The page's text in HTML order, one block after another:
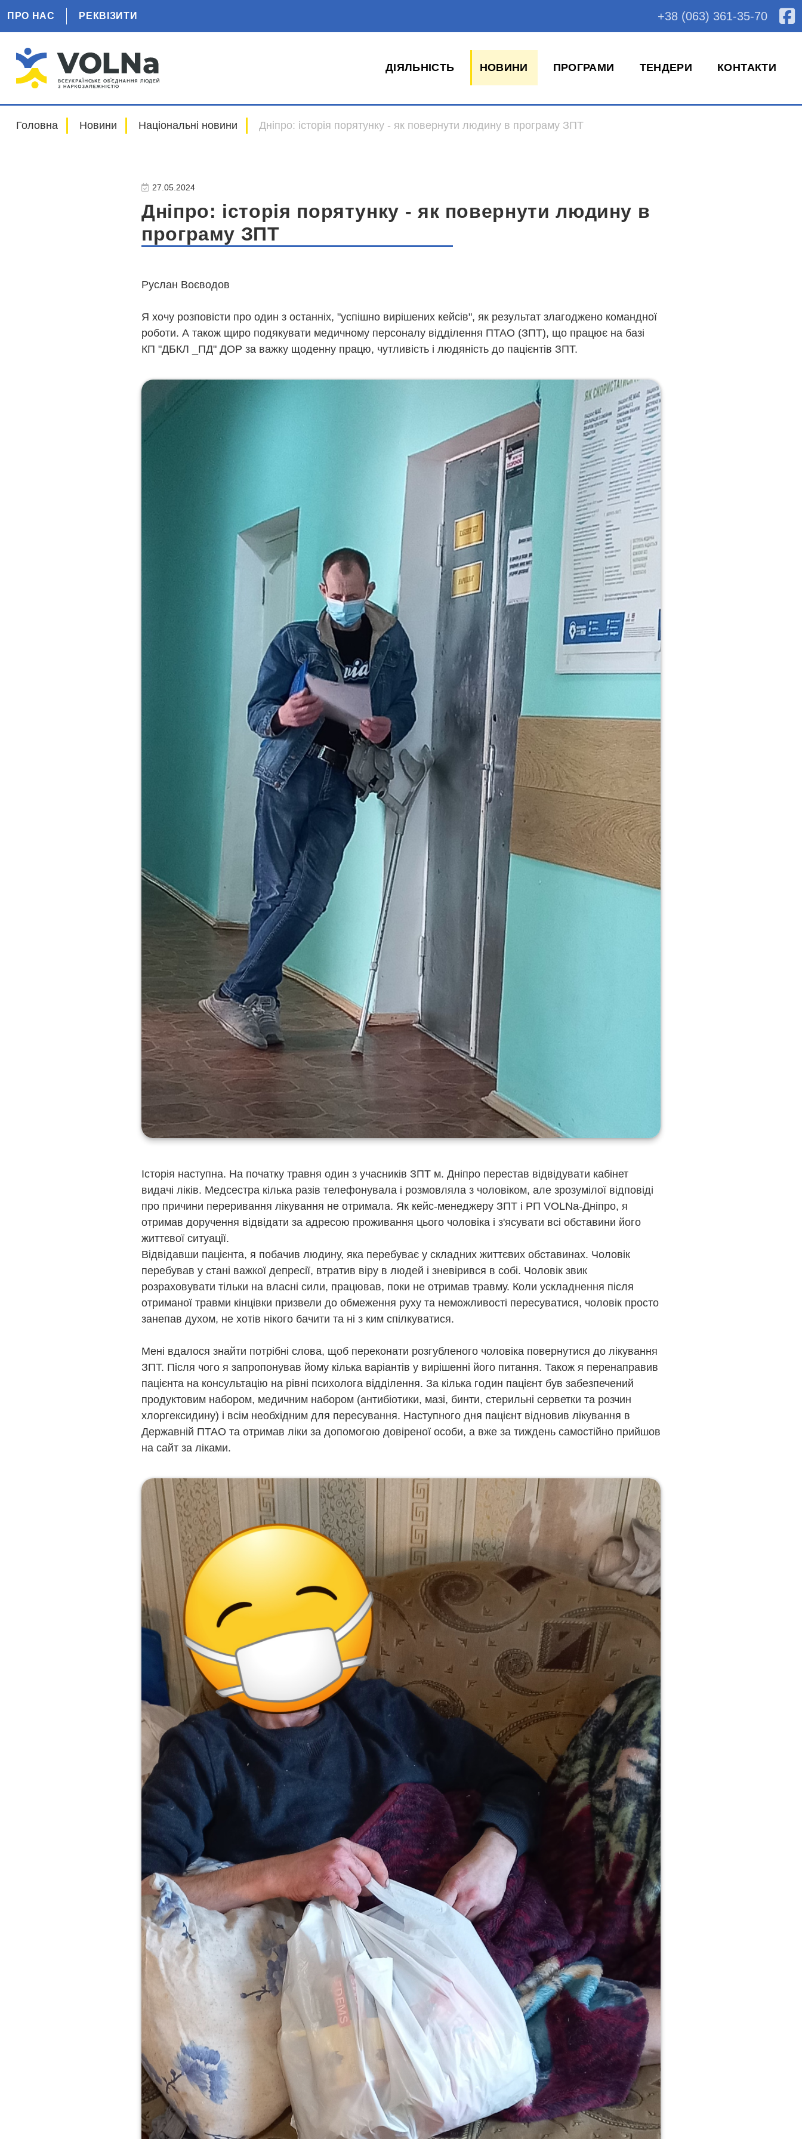
ПРО НАС РЕКВІЗИТИ +38 (063) 361-35-70
ДІЯЛЬНІСТЬ НОВИНИ ПРОГРАМИ ТЕНДЕРИ КОНТАКТИ
Головна Новини Національні новини Дніпро: історія порятунку - як повернути людину в програму ЗПТ
27.05.2024
Дніпро: історія порятунку - як повернути людину в
програму ЗПТ
Руслан Воєводов
Я хочу розповісти про один з останніх, "успішно вирішених кейсів", як результат злагоджено командної
роботи. А також щиро подякувати медичному персоналу відділення ПТАО (ЗПТ), що працює на базі
КП "ДБКЛ _ПД" ДОР за важку щоденну працю, чутливість і людяність до пацієнтів ЗПТ.
Історія наступна. На початку травня один з учасників ЗПТ м. Дніпро перестав відвідувати кабінет
видачі ліків. Медсестра кілька разів телефонувала і розмовляла з чоловіком, але зрозумілої відповіді
про причини переривання лікування не отримала. Як кейс-менеджеру ЗПТ і РП VOLNa-Дніпро, я
отримав доручення відвідати за адресою проживання цього чоловіка і з'ясувати всі обставини його
життєвої ситуації.
Відвідавши пацієнта, я побачив людину, яка перебуває у складних життєвих обставинах. Чоловік
перебував у стані важкої депресії, втратив віру в людей і зневірився в собі. Чоловік звик
розраховувати тільки на власні сили, працював, поки не отримав травму. Коли ускладнення після
отриманої травми кінцівки призвели до обмеження руху та неможливості пересуватися, чоловік просто
занепав духом, не хотів нікого бачити та ні з ким спілкуватися.
Мені вдалося знайти потрібні слова, щоб переконати розгубленого чоловіка повернутися до лікування
ЗПТ. Після чого я запропонував йому кілька варіантів у вирішенні його питання. Також я перенаправив
пацієнта на консультацію на рівні психолога відділення. За кілька годин пацієнт був забезпечений
продуктовим набором, медичним набором (антибіотики, мазі, бинти, стерильні серветки та розчин
хлоргексидину) і всім необхідним для пересування. Наступного дня пацієнт відновив лікування в
Державній ПТАО та отримав ліки за допомогою довіреної особи, а вже за тиждень самостійно прийшов
на сайт за ліками.